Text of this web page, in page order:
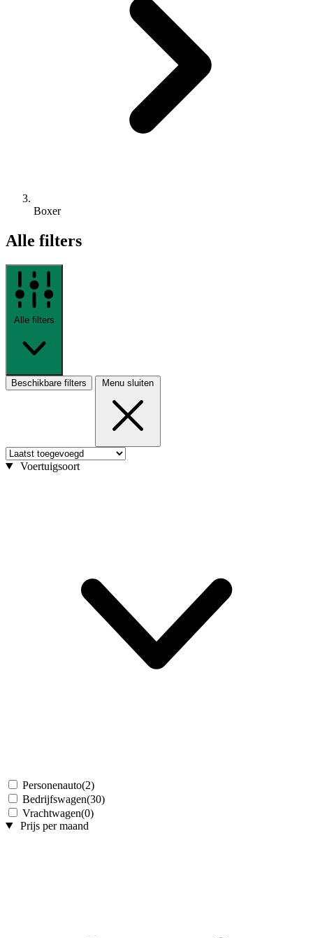
Boxer
Alle filters
Alle filters
Beschikbare filters Menu sluiten
Voertuigsoort
Personenauto(2)
Bedrijfswagen(30)
Vrachtwagen(0)
Prijs per maand